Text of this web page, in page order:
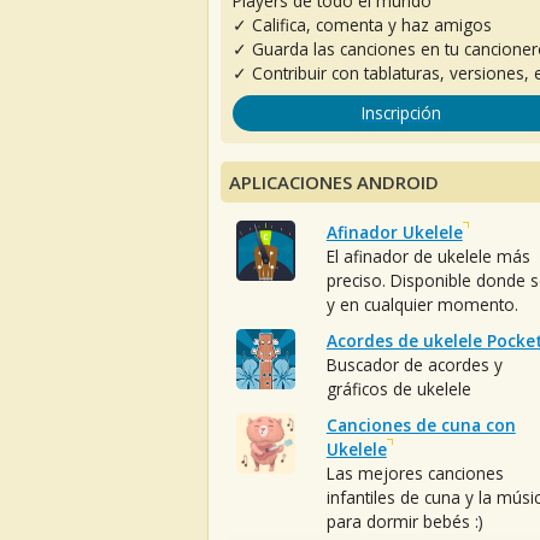
✓ Califica, comenta y haz amigos
✓ Guarda las canciones en tu
✓ Contribuir con tablaturas, versiones,
Inscripción
APLICACIONES ANDROID
Afinador Ukelele
El afinador de ukelele más
preciso. Disponible donde
y en cualquier momento.
Acordes de ukelele
Buscador de acordes y
gráficos de ukelele
Canciones de cuna con
Ukelele
Las mejores canciones
infantiles de cuna y la
para dormir bebés :)